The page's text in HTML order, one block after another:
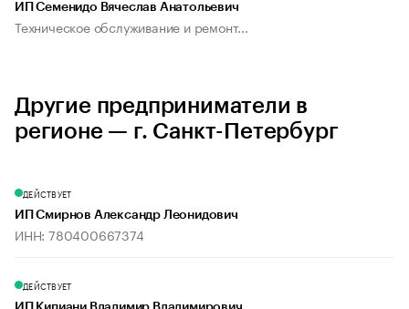
ИП Семенидо Вячеслав Анатольевич
Техническое обслуживание и ремонт...
Другие предприниматели в
регионе — г. Санкт-Петербург
ДЕЙСТВУЕТ
ИП Смирнов Александр Леонидович
ИНН: 780400667374
ДЕЙСТВУЕТ